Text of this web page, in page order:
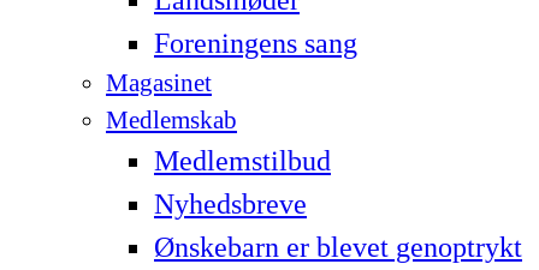
Foreningens sang
Magasinet
Medlemskab
Medlemstilbud
Nyhedsbreve
Ønskebarn er blevet genoptrykt